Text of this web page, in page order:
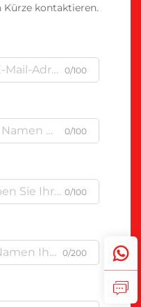
Kürze kontaktieren.
0/100
0/100
0/100
0/200